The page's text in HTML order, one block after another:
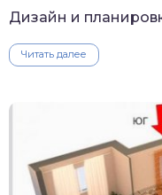
Дизайн и
Читать далее